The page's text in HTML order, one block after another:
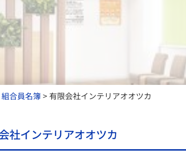
組合員名簿> 有限会社インテリアオオツカ
社インテリアオオツカ